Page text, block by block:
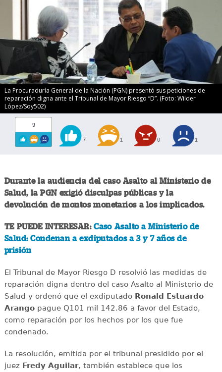
La Procuraduría General de la Nación (PGN) presentó sus peticiones de
reparación digna ante el Tribunal de Mayor Riesgo “D”. (Foto: Wilder
López/Soy502)
9
7 1 0 1
Durante la audiencia del caso Asalto al Ministerio de
Salud, la PGN exigió disculpas públicas y la
devolución de montos monetarios a los implicados.
TE PUEDE INTERESAR:Caso Asalto a Ministerio de
Salud: Condenan a exdiputados a 3 y 7 años de
prisión
El Tribunal de Mayor Riesgo D resolvió las medidas de
reparación digna dentro del caso Asalto al Ministerio de
Salud y ordenó que el exdiputado Ronald Estuardo
Arangopague Q101 mil 142.86 a favor del Estado,
como reparación por los hechos por los que fue
condenado.
La resolución, emitida por el tribunal presidido por el
juezFredy Aguilar, también establece que los